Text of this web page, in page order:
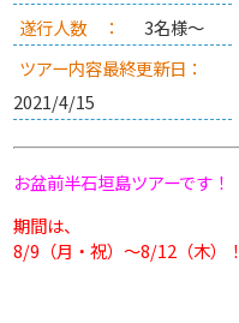
遂行人数 ：
3名様～
ツアー内容最終更新日：
2021/4/15
お盆前半石垣島ツアーです！
期間は、
8/9（月・祝）～8/12（木）！